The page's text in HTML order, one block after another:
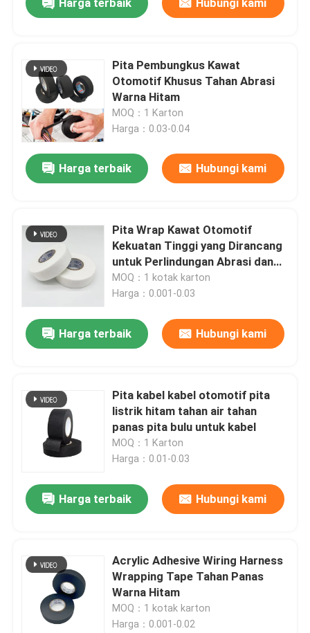
Harga terbaik Hubungi kami
Pita Pembungkus Kawat
Otomotif Khusus Tahan Abrasi
Warna Hitam
MOQ：1 Karton
Harga：0.03-0.04
Harga terbaik Hubungi kami
Pita Wrap Kawat Otomotif
Kekuatan Tinggi yang Dirancang
untuk Perlindungan Abrasi dan
Ketahanan Suhu Tinggi di
Harness Kawat
MOQ：1 kotak karton
Harga：0.001-0.03
Harga terbaik Hubungi kami
Pita kabel kabel otomotif pita
listrik hitam tahan air tahan
panas pita bulu untuk kabel
MOQ：1 Karton
Harga：0.01-0.03
Harga terbaik Hubungi kami
Acrylic Adhesive Wiring Harness
Wrapping Tape Tahan Panas
Warna Hitam
MOQ：1 kotak karton
Harga：0.001-0.02